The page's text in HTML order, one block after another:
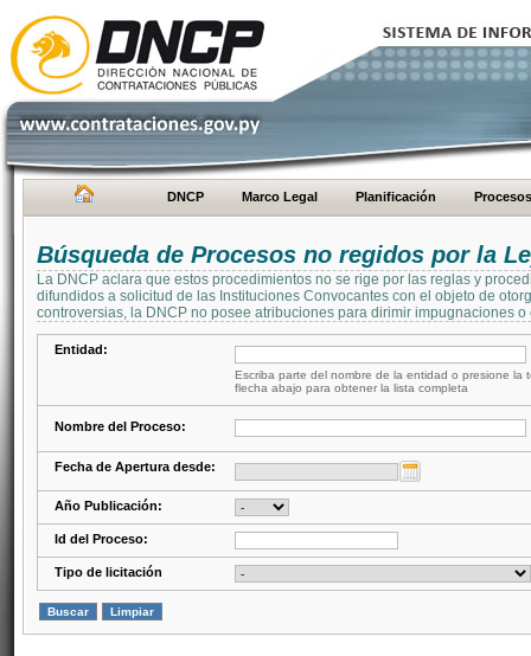
DNCP Marco Legal Planificación Procesos
Búsqueda de Procesos no regidos por la
La DNCP aclara que estos procedimientos no se rige por las reglas y
difundidos a solicitud de las Instituciones Convocantes con el objeto de
controversias, la DNCP no posee atribuciones para dirimir impugnaciones
Entidad:
Escriba parte del nombre de la entidad o presione la
flecha abajo para obtener la lista completa
Nombre del Proceso:
Fecha de Apertura desde:
Año Publicación:
Id del Proceso:
Tipo de licitación